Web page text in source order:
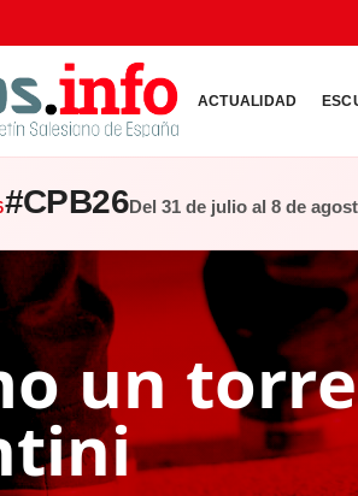
ACTUALIDAD
#CPB26Del 31 de julio al 8 de
un